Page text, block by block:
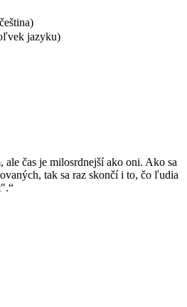
jazyku)
čas je milosrdnejší ako oni. Ako sa
tak sa raz skončí i to, čo ľudia